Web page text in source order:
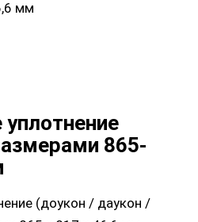
мм
865-
(доукон / даукон /